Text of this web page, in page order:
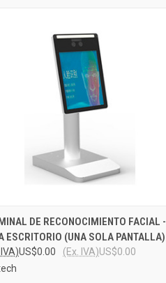
QUICK VIEW VIEW OPTIONS
DE RECONOCIMIENTO FACIAL -
ESCRITORIO (UNA SOLA PANTALLA)
US$0.00 US$0.00
(Ex. IVA)